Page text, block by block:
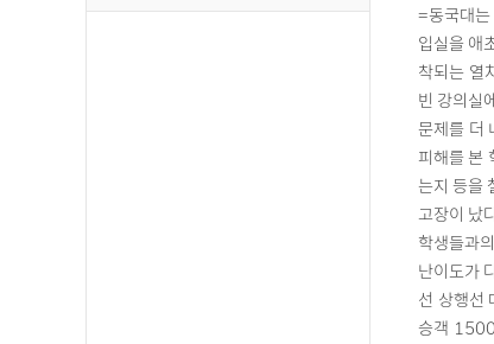
=동국대
입실을 애
착되는 열
빈 강의실
문제를 더
피해를 본
는지 등을
고장이 났
학생들과
난이도가
선 상행선
승객